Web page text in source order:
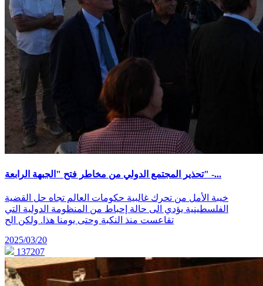
تحذير المجتمع الدولي من مخاطر فتح "الجبهة الرابعة" -...
خيبة الأمل من تحرك غالبية حكومات العالم تجاه حل القضية
الفلسطينية يؤدي الى حالة إحباط من المنظومة الدولية التي
تقاعست منذ النكبة وحتى يومنا هذا. ولكن الح
2025/03/20
137207